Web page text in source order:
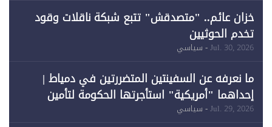
خزان عائم.. "متصدقش" تتبع شبكة ناقلات وقود
تخدم الحوثيين
Jul. 30, 2026- سياسي
ما نعرفه عن السفينتين المتضررتين في دمياط |
إحداهما "أمريكية" استأجرتها الحكومة لتأمين
احتياجات الطاقة
Jul. 29, 2026- سياسي